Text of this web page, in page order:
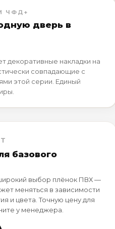
ЧФД+
дверь в
декоративные накладки на
совпадающие с
этой серии. Единый
базового
выбор плёнок ПВХ —
меняться в зависимости
и цвета. Точную цену для
у менеджера.